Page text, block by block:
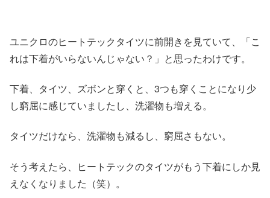
ユニクロのヒートテックタイツに前開きを見ていて、「こ
れは下着がいらないんじゃない？」と思ったわけです。
下着、タイツ、ズボンと穿くと、3つも穿くことになり少
し窮屈に感じていましたし、洗濯物も増える。
タイツだけなら、洗濯物も減るし、窮屈さもない。
そう考えたら、ヒートテックのタイツがもう下着にしか見
えなくなりました（笑）。